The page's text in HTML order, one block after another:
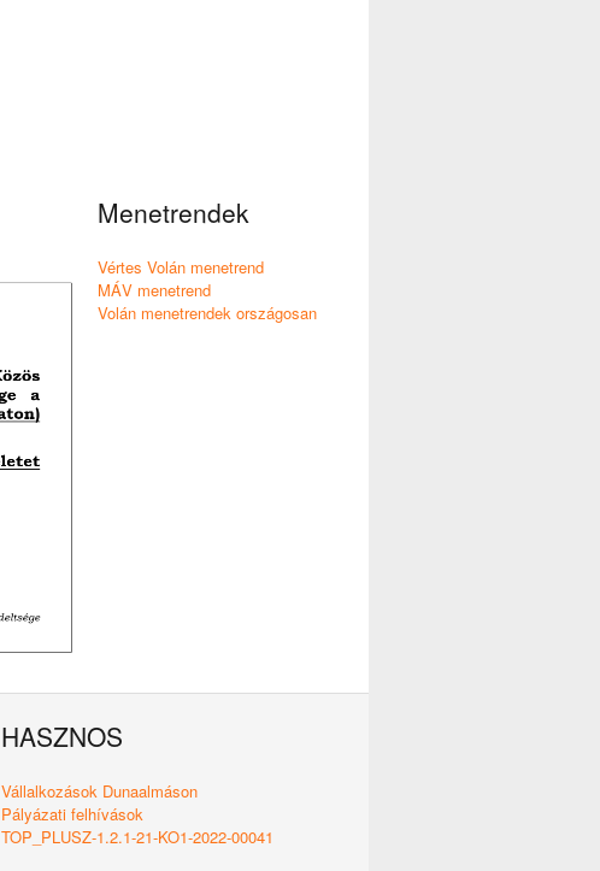
Menetrendek
Vértes Volán menetrend
MÁV menetrend
Volán menetrendek országosan
HASZNOS
Vállalkozások Dunaalmáson
Pályázati felhívások
TOP_PLUSZ-1.2.1-21-KO1-2022-00041